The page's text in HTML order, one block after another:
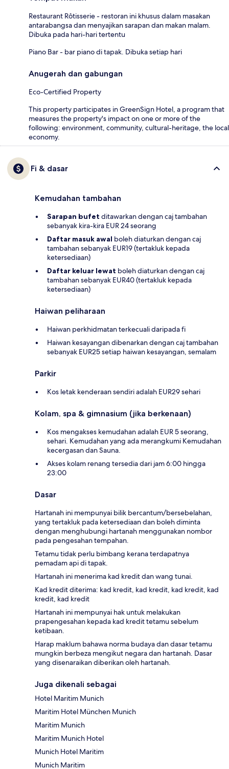
Restaurant Rôtisserie - restoran ini khusus dalam masakan
antarabangsa dan menyajikan sarapan dan makan malam.
Dibuka pada hari-hari tertentu
Piano Bar - bar piano di tapak. Dibuka setiap hari
Anugerah dan gabungan
Eco-Certified Property
This property participates in GreenSign Hotel, a program that
measures the property's impact on one or more of the
following: environment, community, cultural-heritage, the local
economy.
Fi & dasar
Kemudahan tambahan
Sarapan bufet ditawarkan dengan caj tambahan
sebanyak kira-kira EUR 24 seorang
Daftar masuk awal boleh diaturkan dengan caj
tambahan sebanyak EUR19 (tertakluk kepada
ketersediaan)
Daftar keluar lewat boleh diaturkan dengan caj
tambahan sebanyak EUR40 (tertakluk kepada
ketersediaan)
Haiwan peliharaan
Haiwan perkhidmatan terkecuali daripada fi
Haiwan kesayangan dibenarkan dengan caj tambahan
sebanyak EUR25 setiap haiwan kesayangan, semalam
Parkir
Kos letak kenderaan sendiri adalah EUR29 sehari
Kolam, spa & gimnasium (jika berkenaan)
Kos mengakses kemudahan adalah EUR 5 seorang,
sehari. Kemudahan yang ada merangkumi Kemudahan
kecergasan dan Sauna.
Akses kolam renang tersedia dari jam 6:00 hingga
23:00
Dasar
Hartanah ini mempunyai bilik bercantum/bersebelahan,
yang tertakluk pada ketersediaan dan boleh diminta
dengan menghubungi hartanah menggunakan nombor
pada pengesahan tempahan.
Tetamu tidak perlu bimbang kerana terdapatnya
pemadam api di tapak.
Hartanah ini menerima kad kredit dan wang tunai.
Kad kredit diterima: kad kredit, kad kredit, kad kredit, kad
kredit, kad kredit
Hartanah ini mempunyai hak untuk melakukan
prapengesahan kepada kad kredit tetamu sebelum
ketibaan.
Harap maklum bahawa norma budaya dan dasar tetamu
mungkin berbeza mengikut negara dan hartanah. Dasar
yang disenaraikan diberikan oleh hartanah.
Juga dikenali sebagai
Hotel Maritim Munich
Maritim Hotel München Munich
Maritim Munich
Maritim Munich Hotel
Munich Hotel Maritim
Munich Maritim